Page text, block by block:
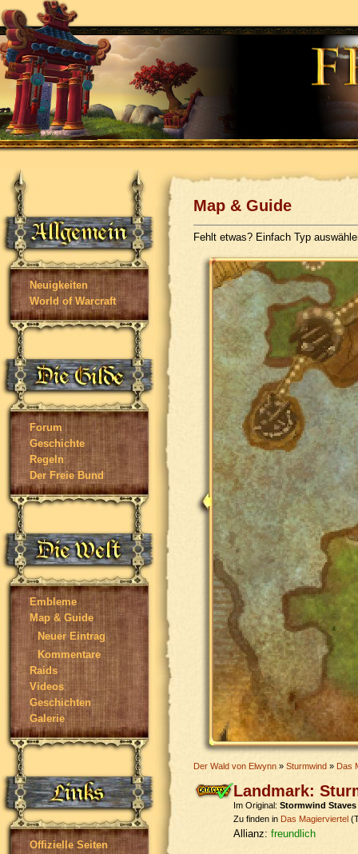
Neuigkeiten
World of Warcraft
Forum
Geschichte
Regeln
Der Freie Bund
Embleme
Map & Guide
Neuer Eintrag
Kommentare
Raids
Videos
Geschichten
Galerie
Offizielle Seiten
Map & Guide
Fehlt etwas? Einfach Typ
Der Wald von Elwynn » Sturmwind » Das
Landmark:
Im Original: Stormwind Staves
Zu finden in Das Magierviertel
Allianz: freundlich